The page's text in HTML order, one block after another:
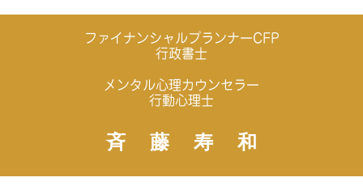
ファイナンシャルプランナーCFP
行政書士
メンタル心理カウンセラー
行動心理士
斉藤寿和